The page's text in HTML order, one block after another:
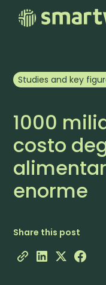
Studies and key
1000
costo
enorme
Share this post